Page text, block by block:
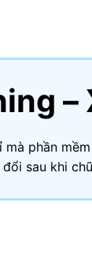
–
mà phần
sau khi